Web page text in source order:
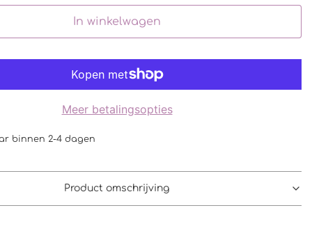
In winkelwagen
Meer betalingsopties
binnen 2-4 dagen
Product omschrijving